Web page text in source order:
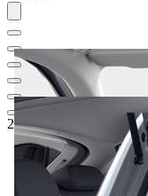
20.891,19 €